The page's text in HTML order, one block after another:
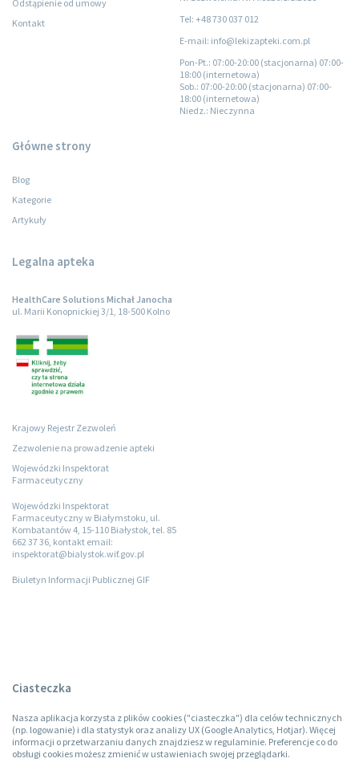
Odstąpienie od umowy
Kontakt
Tel: +48 730 037 012
E-mail: info@lekizapteki.com.pl
Pon-Pt.: 07:00-20:00 (stacjonarna) 07:00-
18:00 (internetowa)
Sob.: 07:00-20:00 (stacjonarna) 07:00-
18:00 (internetowa)
Niedz.: Nieczynna
Główne strony
Blog
Kategorie
Artykuły
Legalna apteka
HealthCare Solutions Michał Janocha
ul. Marii Konopnickiej 3/1, 18-500 Kolno
Krajowy Rejestr Zezwoleń
Zezwolenie na prowadzenie apteki
Wojewódzki Inspektorat
Farmaceutyczny
Wojewódzki Inspektorat
Farmaceutyczny w Białymstoku, ul.
Kombatantów 4, 15-110 Białystok, tel. 85
662 37 36, kontakt email:
inspektorat@bialystok.wif.gov.pl
Biuletyn Informacji Publicznej GIF
Ciasteczka
Nasza aplikacja korzysta z plików cookies ("ciasteczka") dla celów technicznych
(np. logowanie) i dla statystyk oraz analizy UX (Google Analytics, Hotjar). Więcej
informacji o przetwarzaniu danych znajdziesz w regulaminie. Preferencje co do
obsługi cookies możesz zmienić w ustawieniach swojej przeglądarki.